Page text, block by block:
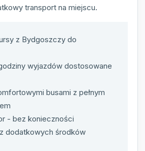
transport na miejscu.
z Bydgoszczy do
wyjazdów dostosowane
busami z pełnym
- bez konieczności
dodatkowych środków